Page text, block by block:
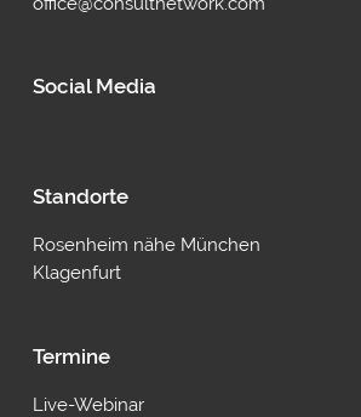
Social Media
Standorte
Rosenheim nähe München
Klagenfurt
Termine
Live-Webinar